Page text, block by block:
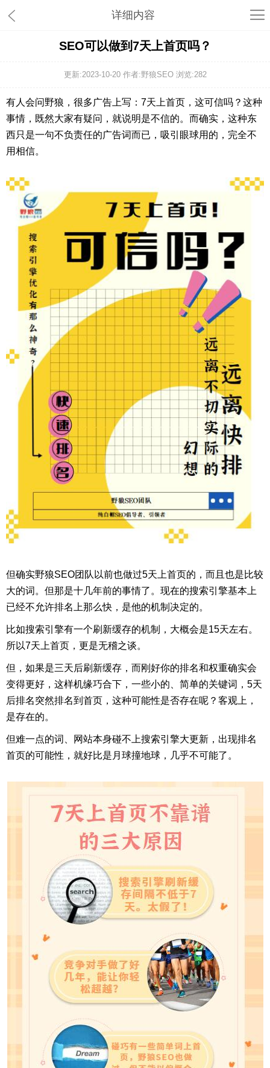
详细内容
SEO可以做到7天上首页吗？
更新:2023-10-20 作者:野狼SEO 浏览:282
有人会问野狼，很多广告上写：7天上首页，这可信吗？这种
事情，既然大家有疑问，就说明是不信的。而确实，这种东
西只是一句不负责任的广告词而已，吸引眼球用的，完全不
用相信。
但确实野狼SEO团队以前也做过5天上首页的，而且也是比较
大的词。但那是十几年前的事情了。现在的搜索引擎基本上
已经不允许排名上那么快，是他的机制决定的。
比如搜索引擎有一个刷新缓存的机制，大概会是15天左右。
所以7天上首页，更是无稽之谈。
但，如果是三天后刷新缓存，而刚好你的排名和权重确实会
变得更好，这样机缘巧合下，一些小的、简单的关键词，5天
后排名突然排名到首页，这种可能性是否存在呢？客观上，
是存在的。
但难一点的词、网站本身碰不上搜索引擎大更新，出现排名
首页的可能性，就好比是月球撞地球，几乎不可能了。